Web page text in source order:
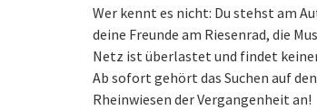
Wer kennt es nicht: Du stehst am
deine Freunde am Riesenrad, die
Netz ist überlastet und findet
Ab sofort gehört das Suchen auf
Rheinwiesen der Vergangenheit an!